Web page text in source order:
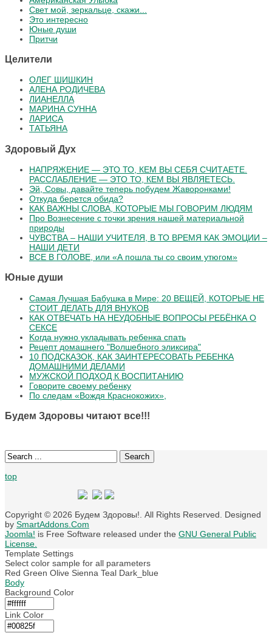
Свет мой, зеркальце, скажи...
Это интересно
Юные души
Притчи
Целители
ОЛЕГ ШИШКИН
АЛЕНА РОДИЧЕВА
ЛИАНЕЛЛА
МАРИНА СУННА
ЛАРИСА
ТАТЬЯНА
Здоровый Дух
НАПРЯЖЕНИЕ — ЭТО ТО, КЕМ ВЫ СЕБЯ СЧИТАЕТЕ.
РАССЛАБЛЕНИЕ — ЭТО ТО, КЕМ ВЫ ЯВЛЯЕТЕСЬ.
Эй, Совы, давайте теперь побудем Жаворонками!
Откуда берется обида?
КАК ВАЖНЫ СЛОВА, КОТОРЫЕ МЫ ГОВОРИМ ЛЮДЯМ
Про Вознесение с точки зрения нашей материальной
природы
ЧУВСТВА – НАШИ УЧИТЕЛЯ, В ТО ВРЕМЯ КАК ЭМОЦИИ –
НАШИ ДЕТИ
ВСЕ В ГОЛОВЕ, или «А пошла ты со своим утюгом»
Юные души
Самая Лучшая Бабушка в Мире: 20 ВЕЩЕЙ, КОТОРЫЕ НЕ
СТОИТ ДЕЛАТЬ ДЛЯ ВНУКОВ
КАК ОТВЕЧАТЬ НА НЕУДОБНЫЕ ВОПРОСЫ РЕБЁНКА О
СЕКСЕ
Koгдa нужнo уклaдывaть peбeнкa cпaть
Рецепт домашнего "Волшебного эликсира"
10 ПОДСКАЗОК, КАК ЗАИНТЕРЕСОВАТЬ РЕБЕНКА
ДОМАШНИМИ ДЕЛАМИ
МУЖСКОЙ ПОДХОД К ВОСПИТАНИЮ
Говорите своему ребенку
По следам «Вождя Краснокожих»,
Будем Здоровы читают все!!!
Search
top
Copyright © 2026 Будем Здоровы!. All Rights Reserved. Designed
by SmartAddons.Com
Joomla! is Free Software released under the GNU General Public
License.
Template Settings
Select color sample for all parameters
Red Green Olive Sienna Teal Dark_blue
Body
Background Color
Link Color